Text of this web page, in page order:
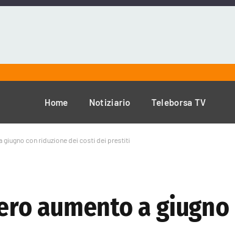
Home Notiziario Teleborsa TV
giugno con riduzione dei costi dei prestiti
aumento a